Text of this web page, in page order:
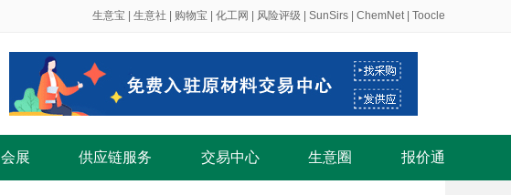
生意宝 生意社 购物宝 化工网 风险评级 SunSirs ChemNet| Toocle
会展 供应链服务 交易中心 生意圈 报价通